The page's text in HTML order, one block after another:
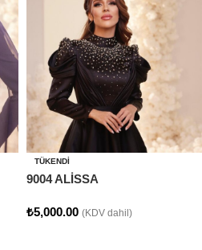
TÜKENDI
9004 ALİSSA
₺5,000.00 (KDV dahil)